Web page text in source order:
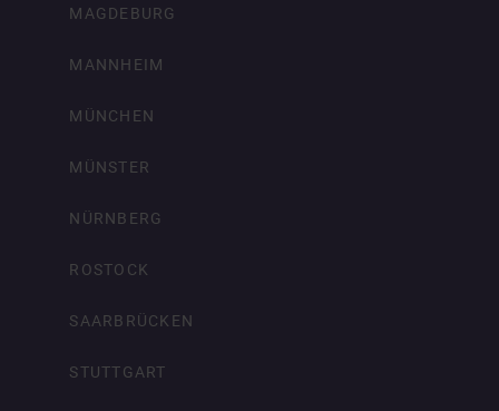
MAGDEBURG
MANNHEIM
MÜNCHEN
MÜNSTER
NÜRNBERG
ROSTOCK
SAARBRÜCKEN
STUTTGART